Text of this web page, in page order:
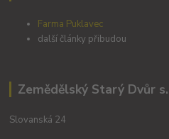
Farma Puklavec
další články přibudou
Zemědělský Starý Dvůr
Slovanská 24